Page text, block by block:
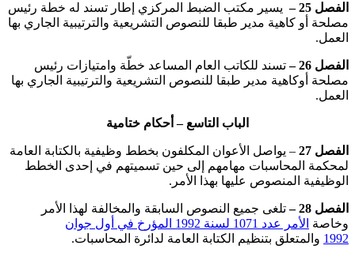
الفصل 25 –
يسير مكتب الضبط المركزي إطار تسند له خطة رئيس
مصلحة أو كاهية مدير طبقا للنصوص التشريعية والترتيبية الجاري بها
العمل.
الفصل 26 –
تسند للكاتب العام المساعد خطّة وامتيازات رئيس
مصلحة أوكاهية مدير طبقا للنصوص التشريعية والترتيبية الجاري بها
العمل.
الباب التاسع – أحكام ختامية
الفصل 27
– يواصل الأعوان المكلفون بخطط وظيفية بالكتابة العامة
لمحكمة المحاسبات مهامهم إلى حين تسميتهم في إحدى الخطط
الوظيفية المنصوص عليها بهذا الأمر.
الفصل 28 –
تلغى جميع النصوص السابقة والمخالفة لهذا الأمر
وخاصة
الأمر عدد 1071 لسنة 1992 المؤرخ في أول جوان
1992 والمتعلق بتنظيم الكتابة العامة لدائرة المحاسبات.